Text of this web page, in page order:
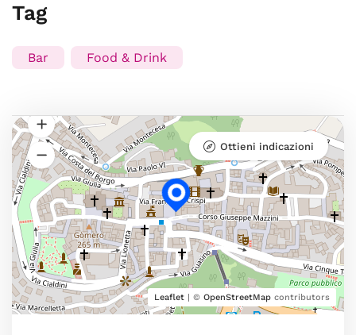
Tag
Bar Food & Drink
Leaflet | © OpenStreetMap contributors
Ottieni indicazioni